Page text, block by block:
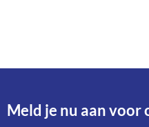
Meld je nu aan voor